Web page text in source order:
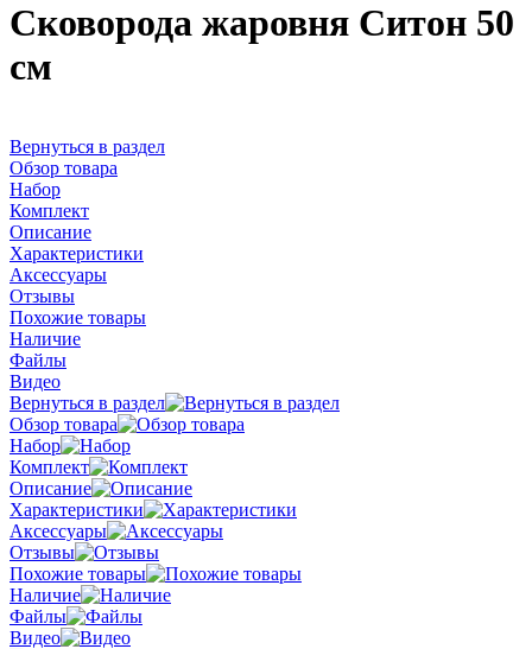
Сковорода жаровня Ситон 50
см
Вернуться в раздел
Обзор товара
Набор
Комплект
Описание
Характеристики
Аксессуары
Отзывы
Похожие товары
Наличие
Файлы
Видео
Вернуться в раздел
Обзор товара
Набор
Комплект
Описание
Характеристики
Аксессуары
Отзывы
Похожие товары
Наличие
Файлы
Видео